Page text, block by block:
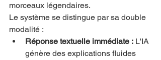
morceaux légendaires.
Le système se distingue par sa double
modalité :
Réponse textuelle immédiate : L'IA
génère des explications fluides